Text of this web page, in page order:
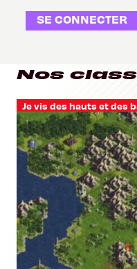
SE CONNECTER
Nos
Je vis des hauts et des